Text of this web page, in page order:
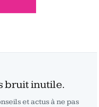
bruit inutile.
et actus à ne pas